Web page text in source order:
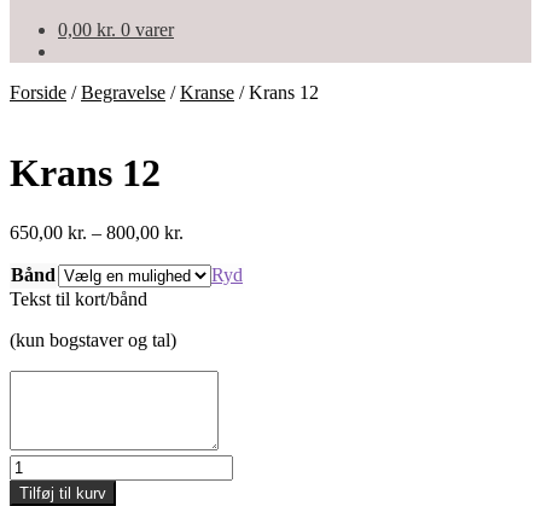
0,00 kr. 0 varer
Forside /Begravelse /Kranse /Krans 12
Krans 12
650,00 kr. – 800,00 kr.
til
Bånd
Ryd
Tekst til kort/bånd
(kun bogstaver og tal)
Krans
12Tilføj til kurv